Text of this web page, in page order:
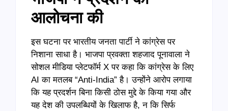
आलोचना की
इस घटना पर भारतीय जनता पार्टी ने कांग्रेस पर
निशाना साधा है। भाजपा प्रवक्ता शहजाद पूनावाला ने
सोशल मीडिया प्लेटफॉर्म X पर कहा कि कांग्रेस के लिए
AI का मतलब “Anti-India” है। उन्होंने आरोप लगाया
कि यह प्रदर्शन बिना किसी ठोस मुद्दे के किया गया और
यह देश की उपलब्धियों के खिलाफ है, न कि सिर्फ